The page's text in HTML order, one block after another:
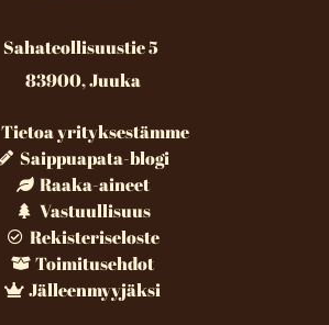
Sahateollisuustie 5
83900, Juuka
Tietoa yrityksestämme
Saippuapata-blogi
Raaka-aineet
Vastuullisuus
Rekisteriseloste
Toimitusehdot
Jälleenmyyjäksi